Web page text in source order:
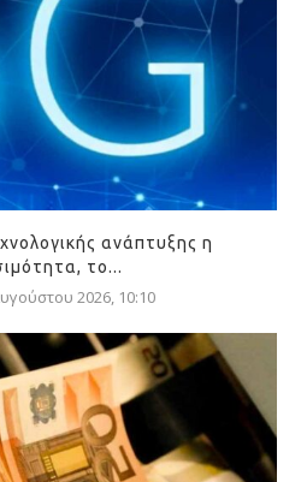
ανάπτυξης η
το...
2026, 10:10